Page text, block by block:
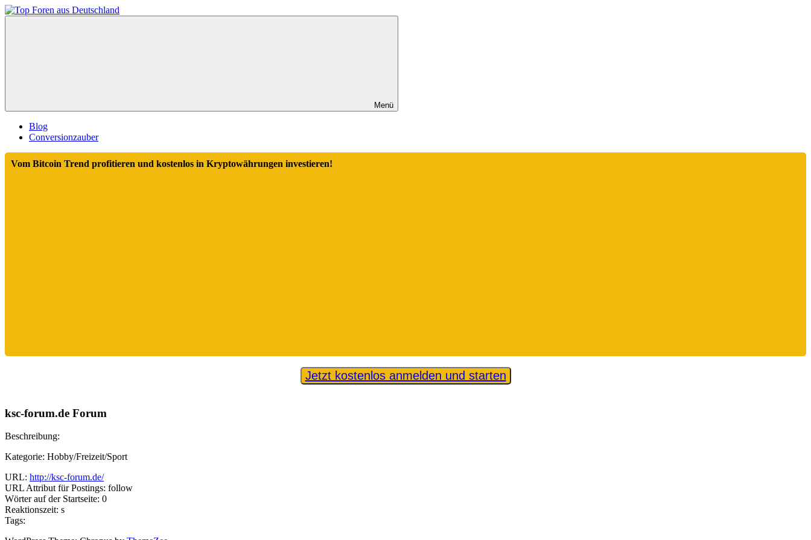
Zum
Inhalt
Menü
Blog
Conversionzauber
Vom Bitcoin Trend profitieren und kostenlos in Kryptowährungen investieren!
Jetzt kostenlos anmelden und starten
ksc-forum.de Forum
Beschreibung:
Kategorie: Hobby/Freizeit/Sport
URL: http://ksc-forum.de/
URL Attribut für Postings: follow
Wörter auf der Startseite: 0
Reaktionszeit: s
Tags: